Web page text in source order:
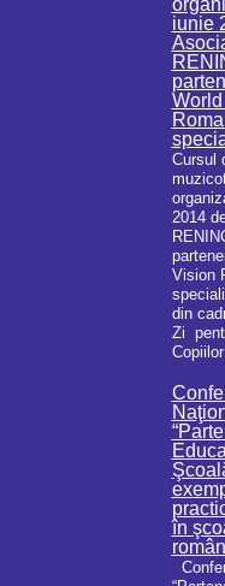
iunie
Cursul
2014
Vision
din
Zi
în